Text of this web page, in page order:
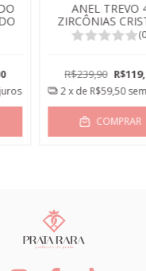
ANEL TREVO
ZIRCÔNIAS
R$239,90
2 x de R$59,50
COMPRAR